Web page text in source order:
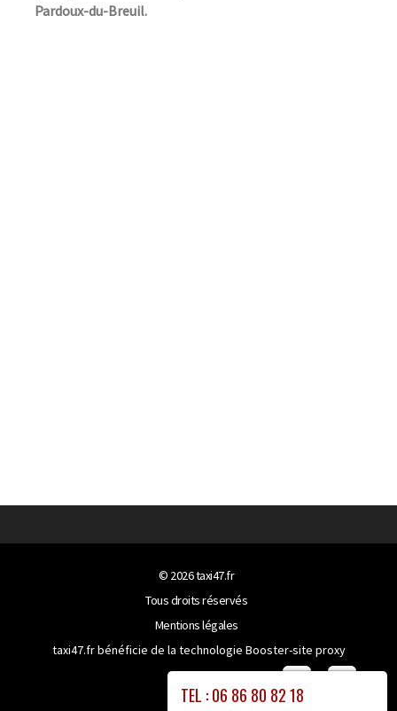
Pardoux-du-Breuil.
TEL : 06 86 80 82 18
© 2026taxi47.fr
Tous droits réservés
Mentions légales
taxi47.fr bénéficie de la technologie Booster-site proxy